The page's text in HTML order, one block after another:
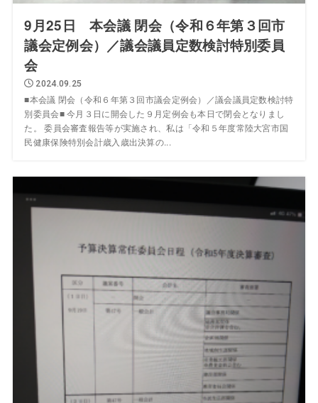
9月25日 本会議 閉会（令和６年第３回市
議会定例会）／議会議員定数検討特別委員
会
2024.09.25
■本会議 閉会（令和６年第３回市議会定例会）／議会議員定数検討特
別委員会■ 今月３日に開会した９月定例会も本日で閉会となりまし
た。 委員会審査報告等が実施され、私は「令和５年度常陸大宮市国
民健康保険特別会計歳入歳出決算の...